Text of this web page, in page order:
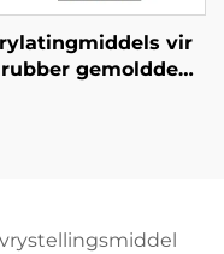
vir
rubber gemoldde